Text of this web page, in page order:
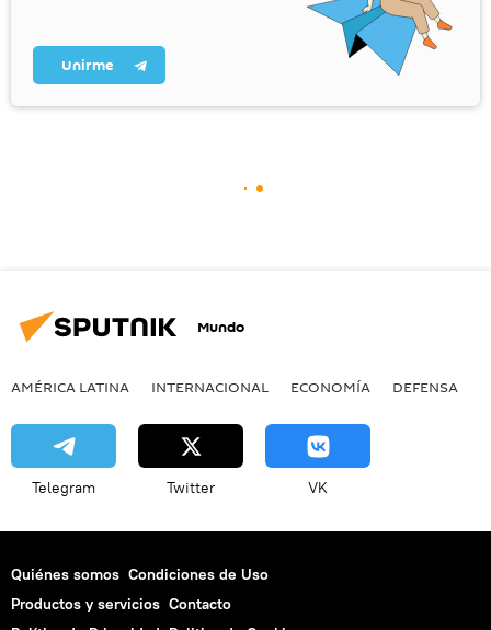
Unirme
Mundo
AMÉRICA LATINA INTERNACIONAL ECONOMÍA DEFENSA
Telegram Twitter VK
Quiénes somos Condiciones de Uso
Productos y servicios Contacto